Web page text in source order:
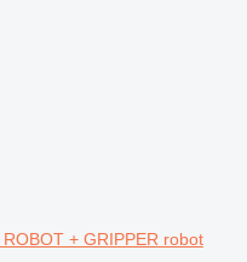
+ GRIPPER robot